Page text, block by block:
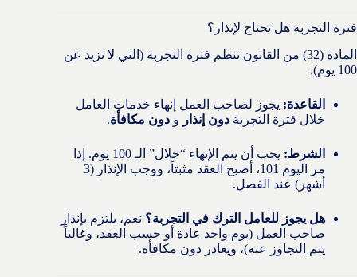
فترة التجربة هل تحتاج لإنذار؟
المادة (32) من القانون تنظم فترة التجربة (التي لا تزيد عن
100 يوم).
القاعدة: يجوز لصاحب العمل إنهاء خدمات العامل
خلال فترة التجربة دون إنذار و دون مكافأة.
الشرط:
يجب أن يتم الإنهاء “خلال” الـ 100 يوم. إذا
مر اليوم 101، أصبح العقد مثبتاً، ووجب الإنذار (3
أشهر) عند الفصل.
هل يجوز للعامل الترك في التجربة؟ نعم، يلتزم بإنذار
صاحب العمل (يوم واحد عادة أو حسب العقد، وغالباً
يتم التجاوز عنه)، ويغادر دون مكافأة.